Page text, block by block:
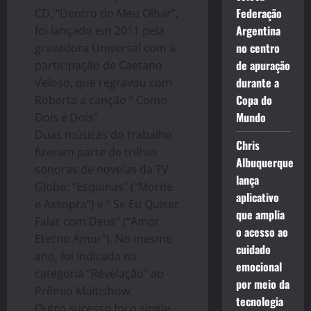
CD, “Dentro do Meu Olhar”,
foi lançado em 2011 pela
gravadora Universal com a
participação de Caetano
Veloso, que regravou com
Roberta a canção “ Como
Dois e Dois”.
Duas músicas do trabalho
fizeram parte de trilhas
sonoras de novelas da TV
Globo: “Esquinas” (“Morde
e Assopra”) e “ Se Eu Quiser
Falar com Deus” (“Amor
Eterno Amor”). No mesmo
ano, foi indicada na
categoria “Revelação” ao
Prêmio Multishow.
Federação
Argentina
no centro
de apuração
durante a
Copa do
Mundo
Chris
Albuquerque
lança
aplicativo
que amplia
o acesso ao
cuidado
emocional
por meio da
tecnologia